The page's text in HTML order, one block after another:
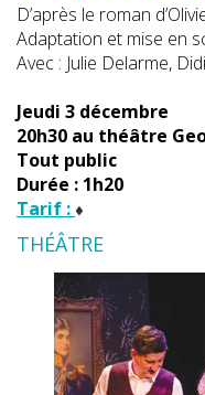
D’après le roman
Adaptation et mise en
Avec : Julie Delarme,
Jeudi 3 décembre
20h30 au théâtre
Tout public
Durée : 1h20
Tarif :
THÉÂTRE